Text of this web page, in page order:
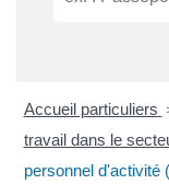
Accueil particuliers
travail dans le
personnel d'activité